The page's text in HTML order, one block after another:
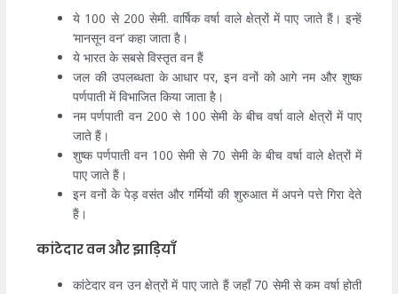
ये 100 से 200 सेमी. वार्षिक वर्षा वाले क्षेत्रों में पाए जाते हैं। इन्हें
‘मानसून वन’ कहा जाता है।
ये भारत के सबसे विस्तृत वन हैं
जल की उपलब्धता के आधार पर, इन वनों को आगे नम और शुष्क
पर्णपाती में विभाजित किया जाता है।
नम पर्णपाती वन 200 से 100 सेमी के बीच वर्षा वाले क्षेत्रों में पाए
जाते हैं।
शुष्क पर्णपाती वन 100 सेमी से 70 सेमी के बीच वर्षा वाले क्षेत्रों में
पाए जाते हैं।
इन वनों के पेड़ वसंत और गर्मियों की शुरुआत में अपने पत्ते गिरा देते
हैं।
कांटेदार वन और झाड़ियाँ
कांटेदार वन उन क्षेत्रों में पाए जाते हैं जहाँ 70 सेमी से कम वर्षा होती